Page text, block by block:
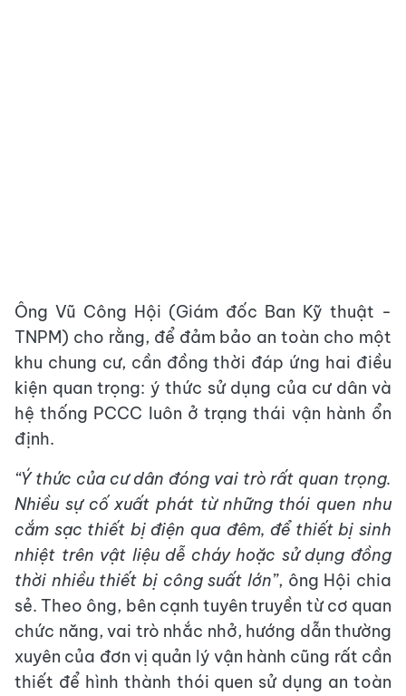
Ông Vũ Công Hội (Giám đốc Ban Kỹ thuật -
TNPM) cho rằng, để đảm bảo an toàn cho một
khu chung cư, cần đồng thời đáp ứng hai điều
kiện quan trọng: ý thức sử dụng của cư dân và
hệ thống PCCC luôn ở trạng thái vận hành ổn
định.
“Ý thức của cư dân đóng vai trò rất quan trọng.
Nhiều sự cố xuất phát từ những thói quen như
cắm sạc thiết bị điện qua đêm, để thiết bị sinh
nhiệt trên vật liệu dễ cháy hoặc sử dụng đồng
thời nhiều thiết bị công suất lớn”, ông Hội chia
sẻ. Theo ông, bên cạnh tuyên truyền từ cơ quan
chức năng, vai trò nhắc nhở, hướng dẫn thường
xuyên của đơn vị quản lý vận hành cũng rất cần
thiết để hình thành thói quen sử dụng an toàn